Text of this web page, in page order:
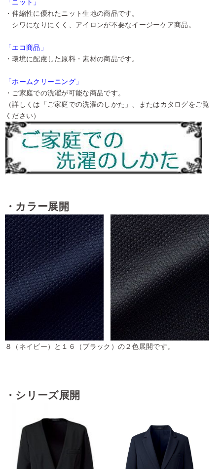
・伸縮性に優れたニット生地の商品です。
シワになりにくく、アイロンが不要なイージーケア商品。
「エコ商品」
・環境に配慮した原料・素材の商品です。
「ホームクリーニング」
・ご家庭での洗濯が可能な商品です。
（詳しくは「ご家庭での洗濯のしかた」、またはカタログをご覧
ください）
・カラー展開
８（ネイビー）と１６（ブラック）の２色展開です。
・シリーズ展開